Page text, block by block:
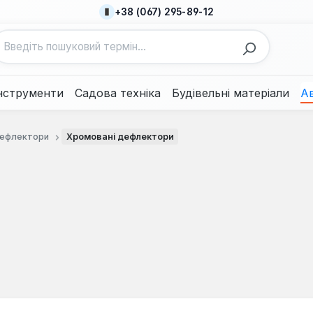
+38 (067) 295-89-12
Садова техніка Будівельні матеріали
Хромовані дефлектори